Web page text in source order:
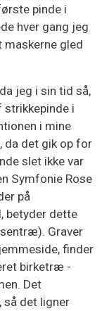
pinde i
hver gang jeg
maskerne gled
jeg i sin tid så,
i
i mine
da det gik op for
slet ikke var
Symfonie Rose
på
betyder dette
Graver
finder
birketræ -
Det
så det ligner